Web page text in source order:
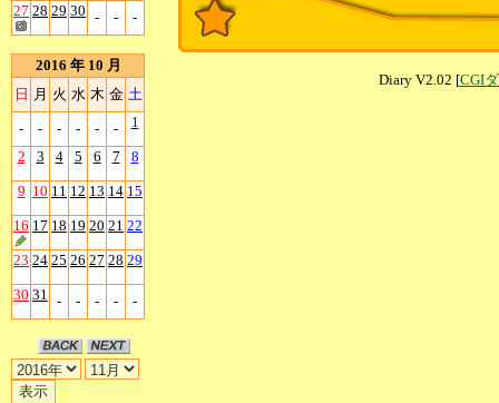
27 28 29 30 - - -
2016 年 10 月
日 月 火 水 木 金 土
- - - - - - 1
2 3 4 5 6 7 8
9 10 11 12 13 14 15
16 17 18 19 20 21 22
23 24 25 26 27 28 29
30 31 - - - - -
Diary V2.02 [CGI